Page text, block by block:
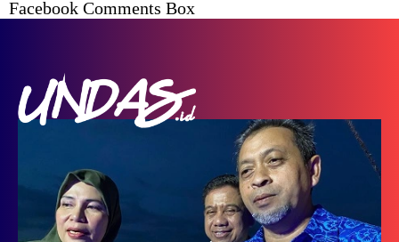
Facebook Comments Box